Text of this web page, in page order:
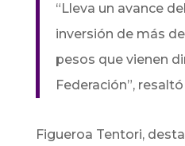
“Lleva un avance
inversión de más
pesos que vienen
Federación”,
Figueroa Tentori,